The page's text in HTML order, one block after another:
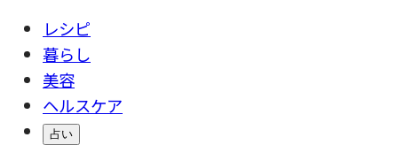
レシピ
暮らし
美容
ヘルスケア
占い